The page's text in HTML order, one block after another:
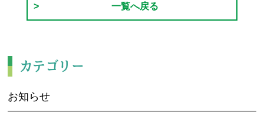
一覧へ戻る
カテゴリー
お知らせ